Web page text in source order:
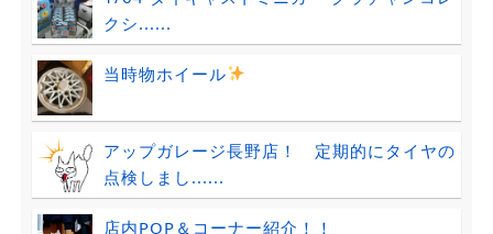
クシ......
当時物ホイール
アップガレージ長野店！ 定期的にタイヤの
点検しまし......
店内POP＆コーナー紹介！！